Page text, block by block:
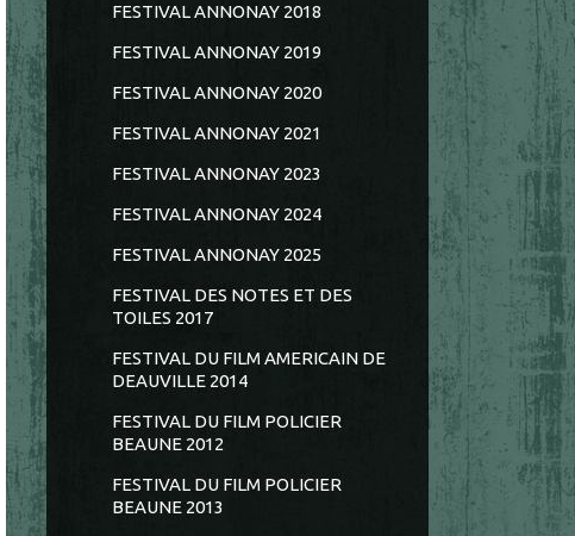
FESTIVAL ANNONAY 2018
FESTIVAL ANNONAY 2019
FESTIVAL ANNONAY 2020
FESTIVAL ANNONAY 2021
FESTIVAL ANNONAY 2023
FESTIVAL ANNONAY 2024
FESTIVAL ANNONAY 2025
FESTIVAL DES NOTES ET DES
TOILES 2017
FESTIVAL DU FILM AMERICAIN DE
DEAUVILLE 2014
FESTIVAL DU FILM POLICIER
BEAUNE 2012
FESTIVAL DU FILM POLICIER
BEAUNE 2013